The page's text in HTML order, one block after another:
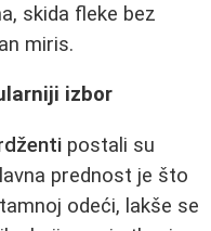
skida fleke bez
miris.
izbor
postali su
prednost je što
odeći, lakše se